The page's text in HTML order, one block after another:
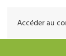
Accéder au